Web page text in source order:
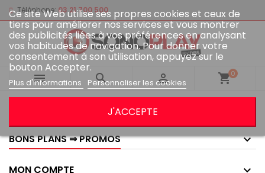
Téléphone: 03 21 700 500
Ce site Web utilise ses propres cookies et ceux de
tiers pour améliorer nos services et vous montrer
des publicités liées à vos préférences en analysant
vos habitudes de navigation. Pour donner votre
consentement à son utilisation, appuyez sur le
bouton Accepter.
Plus d'informations Personnaliser les cookies
J'ACCEPTE
   shopping_cart0
BONS PLANS ⇒ PROMOS
MON COMPTE